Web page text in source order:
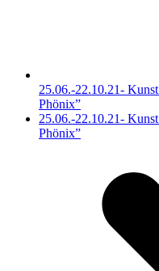
25.06.-22.10.21-
Phönix”
Nächster
Beitrag:
25.06.-22.10.21-
Phönix”